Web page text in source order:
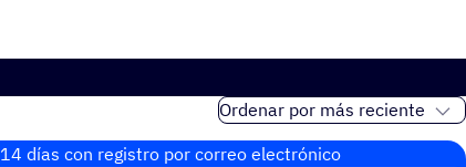
días con regis­tro por correo electrónico